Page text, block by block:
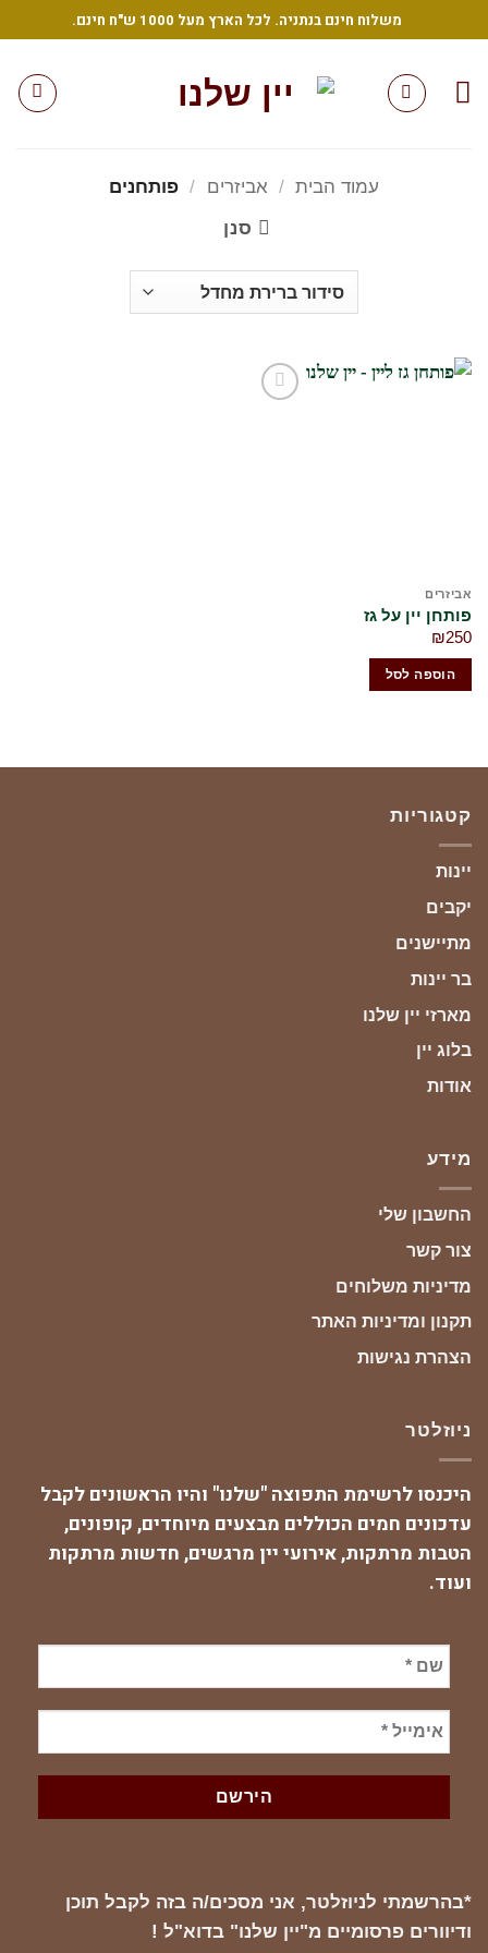
to
משלוח חינם בנתניה. לכל הארץ מעל 1000 ש"ח חינם.
עמוד הבית / אביזרים / פותחנים
סנן
אביזרים
פותחן יין על גז
₪250
הוספה לסל
קטגוריות
יינות
יקבים
מתיישנים
בר יינות
מארזי יין שלנו
בלוג יין
אודות
מידע
החשבון שלי
צור קשר
מדיניות משלוחים
תקנון ומדיניות האתר
הצהרת נגישות
ניוזלטר
היכנסו לרשימת התפוצה "שלנו" והיו הראשונים לקבל
עדכונים חמים הכוללים מבצעים מיוחדים, קופונים,
הטבות מרתקות, אירועי יין מרגשים, חדשות מרתקות
ועוד.
*בהרשמתי לניוזלטר, אני מסכים/ה בזה לקבל תוכן
ודיוורים פרסומיים מ"יין שלנו" בדוא"ל !